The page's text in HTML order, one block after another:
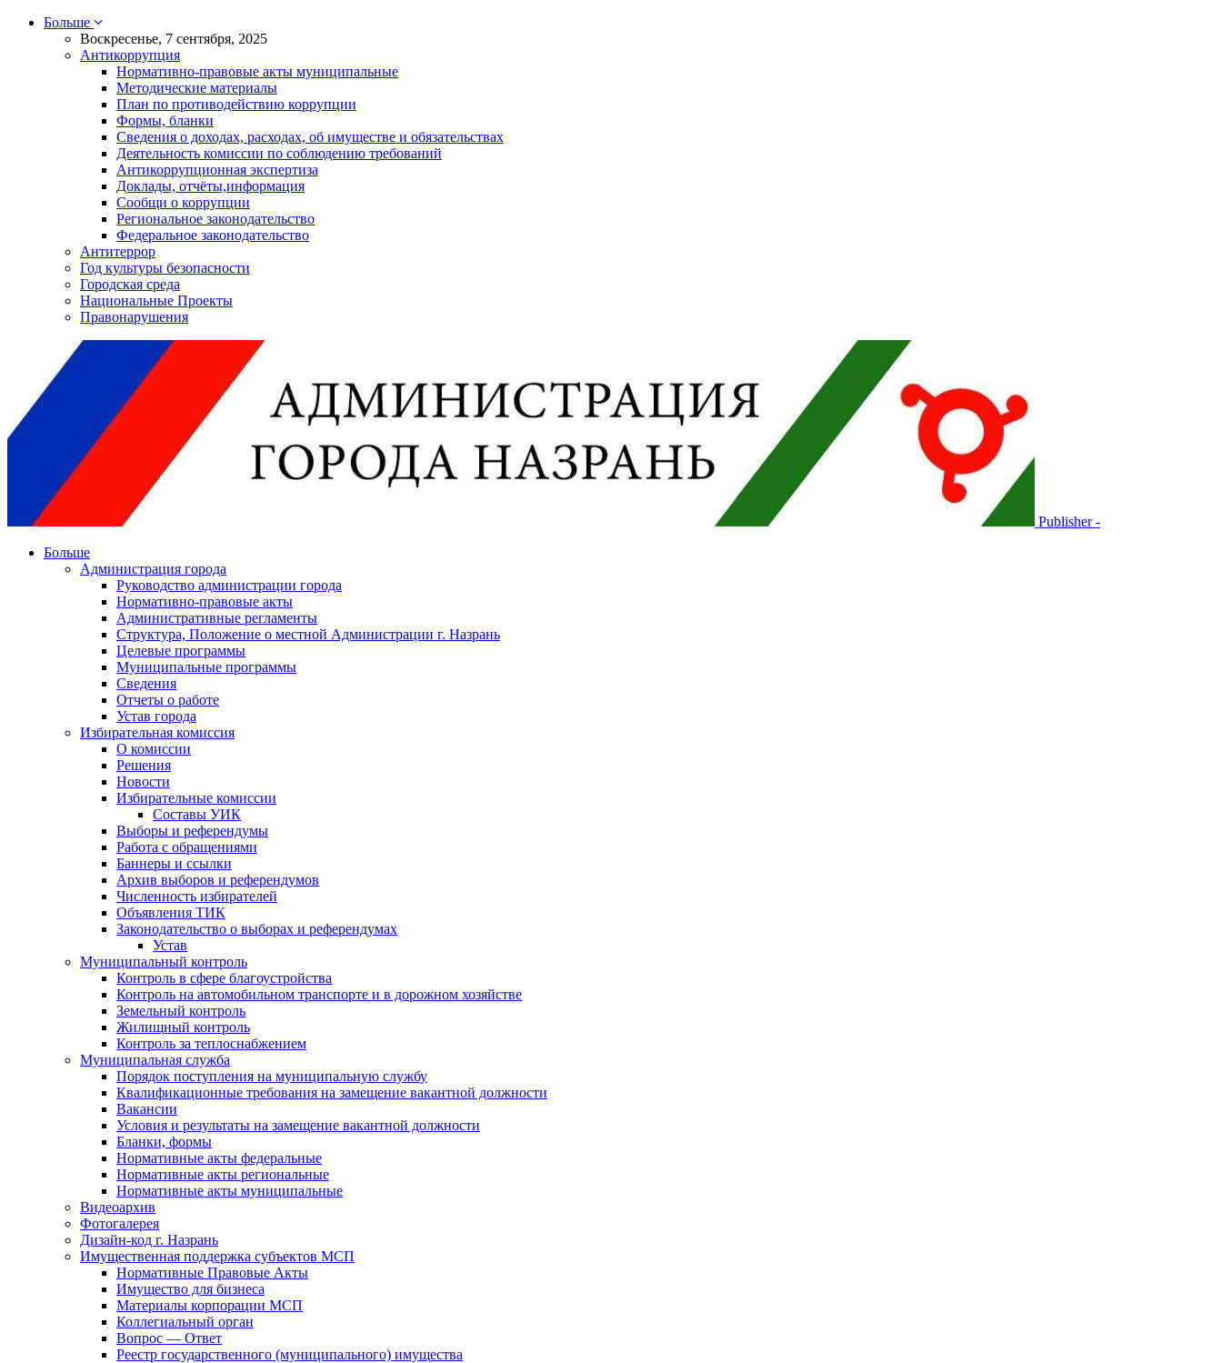
Больше
Воскресенье, 7 сентября, 2025
Антикоррупция
Нормативно-правовые акты муниципальные
Методические материалы
План по противодействию коррупции
Формы, бланки
Сведения о доходах, расходах, об имуществе и обязательствах
Деятельность комиссии по соблюдению требований
Антикоррупционная экспертиза
Доклады, отчёты,информация
Сообщи о коррупции
Региональное законодательство
Федеральное законодательство
Антитеррор
Год культуры безопасности
Городская среда
Национальные Проекты
Правонарушения
Publisher -
Больше
Администрация города
Руководство администрации города
Нормативно-правовые акты
Административные регламенты
Структура, Положение о местной Администрации г. Назрань
Целевые программы
Муниципальные программы
Сведения
Отчеты о работе
Устав города
Избирательная комиссия
О комиссии
Решения
Новости
Избирательные комиссии
Составы УИК
Выборы и референдумы
Работа с обращениями
Баннеры и ссылки
Архив выборов и референдумов
Численность избирателей
Объявления ТИК
Законодательство о выборах и референдумах
Устав
Муниципальный контроль
Контроль в сфере благоустройства
Контроль на автомобильном транспорте и в дорожном хозяйстве
Земельный контроль
Жилищный контроль
Контроль за теплоснабжением
Муниципальная служба
Порядок поступления на муниципальную службу
Квалификационные требования на замещение вакантной должности
Вакансии
Условия и результаты на замещение вакантной должности
Бланки, формы
Нормативные акты федеральные
Нормативные акты региональные
Нормативные акты муниципальные
Видеоархив
Фотогалерея
Дизайн-код г. Назрань
Имущественная поддержка субъектов МСП
Нормативные Правовые Акты
Имущество для бизнеса
Материалы корпорации МСП
Коллегиальный орган
Вопрос — Ответ
Реестр государственного (муниципального) имущества